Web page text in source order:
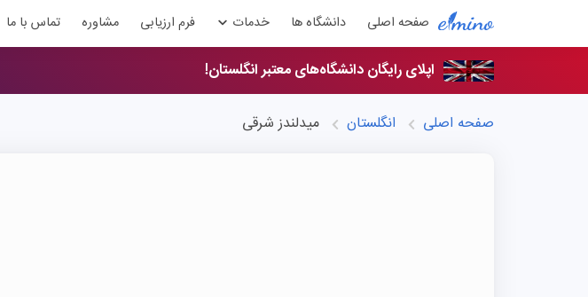
صفحه اصلی دانشگاه ها خدمات فرم ارزیابی مشاوره تماس با ما
اپلای رایگان دانشگاه‌های معتبر انگلستان!
صفحه اصلی انگلستان میدلندز شرقی